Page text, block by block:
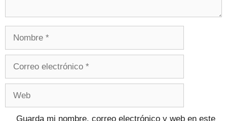
Guarda mi nombre, correo electrónico y web en este